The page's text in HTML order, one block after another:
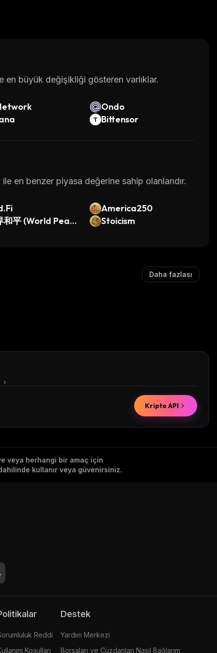
büyük değişikliği gösteren varlıklar.
Ondo
Bittensor
en benzer piyasa değerine sahip olanlarıdır.
America250
和平 (World Peac
Stoicism
Daha fazlası
Kripto API
veya herhangi bir amaç için
kullanır veya güvenirsiniz.
Politikalar
Reddi
Koşulları
Destek
Yardım Merkezi
Borsaları ve Cüzdanları Nasıl Bağlarım